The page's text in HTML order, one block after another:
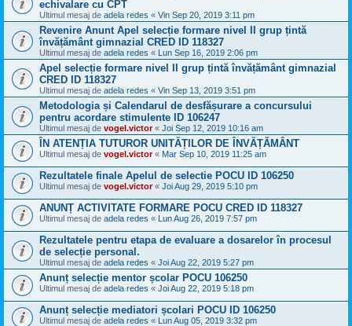
echivalare cu CPT
Ultimul mesaj de adela redes « Vin Sep 20, 2019 3:11 pm
Revenire Anunt Apel selecție formare nivel II grup țintă
învățământ gimnazial CRED ID 118327
Ultimul mesaj de adela redes « Lun Sep 16, 2019 2:06 pm
Apel selecție formare nivel II grup țintă învățământ gimnazial
CRED ID 118327
Ultimul mesaj de adela redes « Vin Sep 13, 2019 3:51 pm
Metodologia și Calendarul de desfășurare a concursului
pentru acordare stimulente ID 106247
Ultimul mesaj de vogel.victor« Joi Sep 12, 2019 10:16 am
ÎN ATENȚIA TUTUROR UNITĂȚILOR DE ÎNVĂȚĂMÂNT
Ultimul mesaj de vogel.victor« Mar Sep 10, 2019 11:25 am
Rezultatele finale Apelul de selectie POCU ID 106250
Ultimul mesaj de vogel.victor« Joi Aug 29, 2019 5:10 pm
ANUNȚ ACTIVITATE FORMARE POCU CRED ID 118327
Ultimul mesaj de adela redes « Lun Aug 26, 2019 7:57 pm
Rezultatele pentru etapa de evaluare a dosarelor în procesul
de selecție personal.
Ultimul mesaj de adela redes « Joi Aug 22, 2019 5:27 pm
Anunț selecție mentor școlar POCU 106250
Ultimul mesaj de adela redes « Joi Aug 22, 2019 5:18 pm
Anunț selecție mediatori școlari POCU ID 106250
Ultimul mesaj de adela redes « Lun Aug 05, 2019 3:32 pm